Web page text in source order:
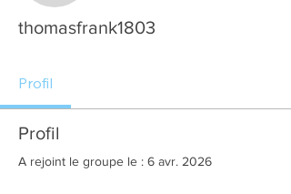
thomasfrank1803
Profil
Profil
A rejoint le groupe le : 6 avr. 2026